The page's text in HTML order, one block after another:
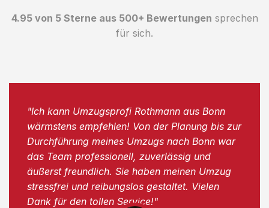
4.95 von 5 Sterne aus 500+ Bewertungen sprechen
für sich.
"Ich kann Umzugsprofi Rothmann aus Bonn
wärmstens empfehlen! Von der Planung bis zur
Durchführung meines Umzugs nach Bonn war
das Team professionell, zuverlässig und
äußerst freundlich. Sie haben meinen Umzug
stressfrei und reibungslos gestaltet. Vielen
Dank für den tollen Service!"